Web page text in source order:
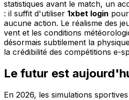
statistiques avant le match, un
: il suffit d'utiliser 1xbet login
aucune action. Le réalisme des
vent et les conditions
désormais subtilement la
la crédibilité des compétitions e-
Le futur est
En 2026, les simulations